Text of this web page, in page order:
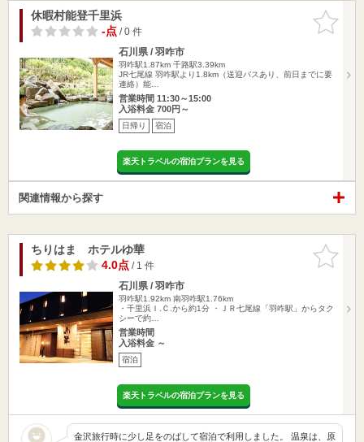
お気に入
りに追加
休暇村能登千里浜
-点/ 0 件
石川県 / 羽咋市
羽咋駅1.87km 千路駅3.39km
JR七尾線 羽咋駅より1.8km（送迎バスあり、前日までに要
連絡）能…
営業時間 11:30～15:00
入浴料金 700円～
日帰り 宿泊
楽天トラベルの宿泊プランを見る
関連情報から探す
お気に入
りに追加
ちりはま ホテルゆ華
4.0点/ 1 件
石川県 / 羽咋市
羽咋駅1.92km 南羽咋駅1.76km
・千里浜Ｉ.Ｃ.から約1分 ・ＪＲ七尾線「羽咋駅」からタク
シーで約…
営業時間
入浴料金 ～
宿泊
楽天トラベルの宿泊プランを見る
金沢旅行時に少し足をのばして宿泊で利用しました。 温泉は、原